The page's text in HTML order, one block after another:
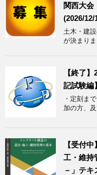
関西大会
(2026/12/
土木・建
が決まりま
【終了
記試験編
・定刻ま
加の方、
【受付
工・維持
－」テキ